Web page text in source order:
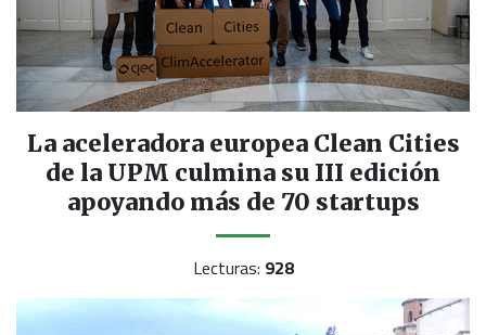
La aceleradora europea Clean Cities
de la UPM culmina su III edición
apoyando más de 70 startups
Lecturas: 928